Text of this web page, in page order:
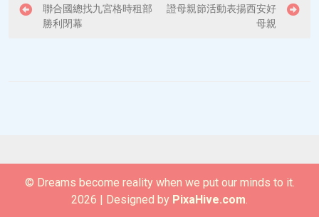
o
g
a
聯合國總找九宮格時租部
勝利閉幕
證母親節活動表揚西安好
母親
© Dreams become reality when we put our minds to it.
2026 | Designed by PixaHive.com.